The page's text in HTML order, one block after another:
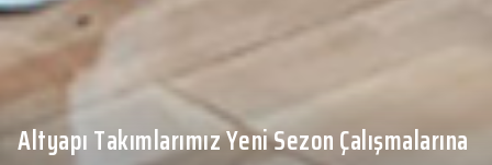
Altyapı Takımlarımız Yeni Sezon Çalışmalarına